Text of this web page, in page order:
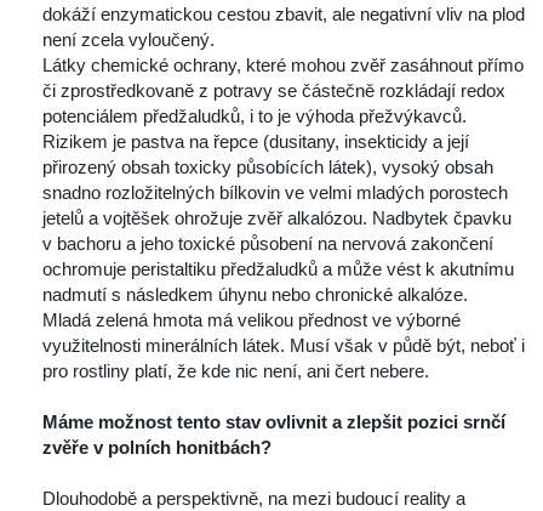
dokáží enzymatickou cestou zbavit, ale negativní vliv na plod
není zcela vyloučený.
Látky chemické ochrany, které mohou zvěř zasáhnout přímo
či zprostředkovaně z potravy se částečně rozkládají redox
potenciálem předžaludků, i to je výhoda přežvýkavců.
Rizikem je pastva na řepce (dusitany, insekticidy a její
přirozený obsah toxicky působících látek), vysoký obsah
nadno rozložitelných bílkovin ve velmi mladých porostech
jetelů a vojtěšek ohrožuje zvěř alkalózou. Nadbytek čpavku
v bachoru a jeho toxické působení na nervová zakončení
ochromuje peristaltiku předžaludků a může vést k akutnímu
nadmutí s následkem úhynu nebo chronické alkalóze.
Mladá zelená hmota má velikou přednost ve výborné
využitelnosti minerálních látek. Musí však v půdě být, neboť i
pro rostliny platí, že kde nic není, ani čert nebere.
Máme možnost tento stav ovlivnit a zlepšit pozici srnčí
zvěře v polních honitbách?
Dlouhodobě a perspektivně, na mezi budoucí reality a